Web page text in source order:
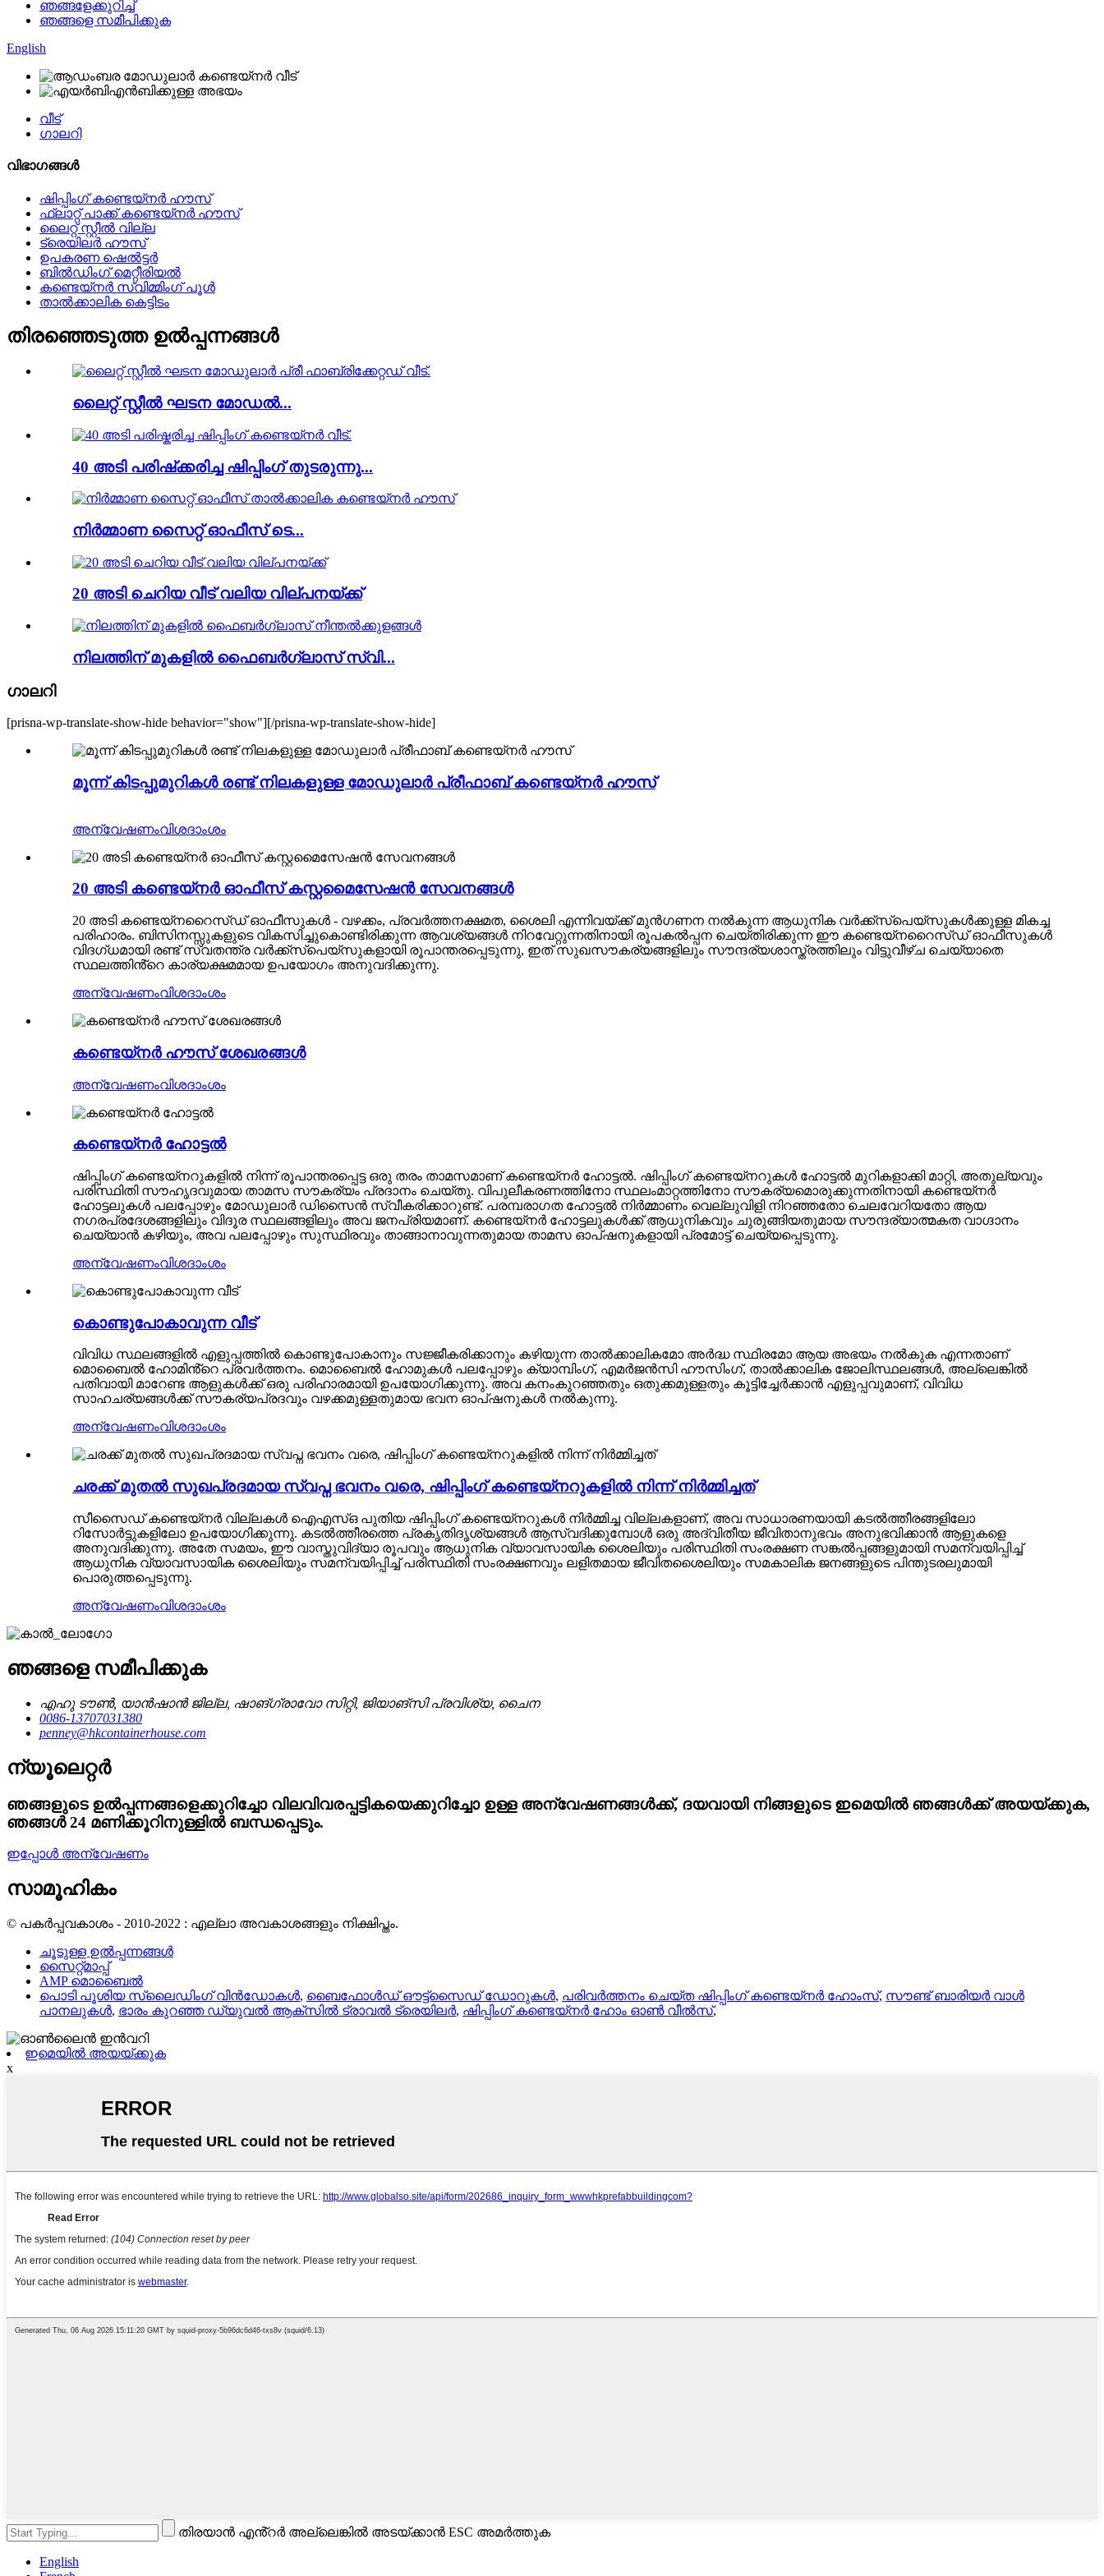
ഞങ്ങളേക്കുറിച്ച്
ഞങ്ങളെ സമീപിക്കുക
English
വീട്
ഗാലറി
വിഭാഗങ്ങൾ
ഷിപ്പിംഗ് കണ്ടെയ്നർ ഹൗസ്
ഫ്ലാറ്റ് പാക്ക് കണ്ടെയ്നർ ഹൗസ്
ലൈറ്റ് സ്റ്റീൽ വില്ല
ട്രെയിലർ ഹൗസ്
ഉപകരണ ഷെൽട്ടർ
ബിൽഡിംഗ് മെറ്റീരിയൽ
കണ്ടെയ്നർ സ്വിമ്മിംഗ് പൂൾ
താൽക്കാലിക കെട്ടിടം
തിരഞ്ഞെടുത്ത ഉൽപ്പന്നങ്ങൾ
ലൈറ്റ് സ്റ്റീൽ ഘടന മോഡൽ...
40 അടി പരിഷ്‌ക്കരിച്ച ഷിപ്പിംഗ് തുടരുന്നു...
നിർമ്മാണ സൈറ്റ് ഓഫീസ് ടെ...
20 അടി ചെറിയ വീട് വലിയ വില്പനയ്ക്ക്
നിലത്തിന് മുകളിൽ ഫൈബർഗ്ലാസ് സ്വി...
ഗാലറി
[prisna-wp-translate-show-hide behavior="show"][/prisna-wp-translate-show-hide]
മൂന്ന് കിടപ്പുമുറികൾ രണ്ട് നിലകളുള്ള മോഡുലാർ പ്രീഫാബ് കണ്ടെയ്‌നർ ഹൗസ്
അന്വേഷണംവിശദാംശം
20 അടി കണ്ടെയ്നർ ഓഫീസ് കസ്റ്റമൈസേഷൻ സേവനങ്ങൾ
20 അടി കണ്ടെയ്നറൈസ്ഡ് ഓഫീസുകൾ - വഴക്കം, പ്രവർത്തനക്ഷമത, ശൈലി എന്നിവയ്ക്ക് മുൻഗണന നൽകുന്ന ആധുനിക വർക്ക്‌സ്‌പെയ്‌സുകൾക്കുള്ള മികച്ച
പരിഹാരം. ബിസിനസ്സുകളുടെ വികസിച്ചുകൊണ്ടിരിക്കുന്ന ആവശ്യങ്ങൾ നിറവേറ്റുന്നതിനായി രൂപകൽപ്പന ചെയ്‌തിരിക്കുന്ന ഈ കണ്ടെയ്‌നറൈസ്ഡ് ഓഫീസുകൾ
വിദഗ്ധമായി രണ്ട് സ്വതന്ത്ര വർക്ക്‌സ്‌പെയ്‌സുകളായി രൂപാന്തരപ്പെടുന്നു, ഇത് സുഖസൗകര്യങ്ങളിലും സൗന്ദര്യശാസ്ത്രത്തിലും വിട്ടുവീഴ്‌ച ചെയ്യാതെ
സ്ഥലത്തിൻ്റെ കാര്യക്ഷമമായ ഉപയോഗം അനുവദിക്കുന്നു.
അന്വേഷണംവിശദാംശം
കണ്ടെയ്നർ ഹൗസ് ശേഖരങ്ങൾ
അന്വേഷണംവിശദാംശം
കണ്ടെയ്നർ ഹോട്ടൽ
ഷിപ്പിംഗ് കണ്ടെയ്‌നറുകളിൽ നിന്ന് രൂപാന്തരപ്പെട്ട ഒരു തരം താമസമാണ് കണ്ടെയ്‌നർ ഹോട്ടൽ. ഷിപ്പിംഗ് കണ്ടെയ്‌നറുകൾ ഹോട്ടൽ മുറികളാക്കി മാറ്റി, അതുല്യവും
പരിസ്ഥിതി സൗഹൃദവുമായ താമസ സൗകര്യം പ്രദാനം ചെയ്തു. വിപുലീകരണത്തിനോ സ്ഥലംമാറ്റത്തിനോ സൗകര്യമൊരുക്കുന്നതിനായി കണ്ടെയ്‌നർ
ഹോട്ടലുകൾ പലപ്പോഴും മോഡുലാർ ഡിസൈൻ സ്വീകരിക്കാറുണ്ട്. പരമ്പരാഗത ഹോട്ടൽ നിർമ്മാണം വെല്ലുവിളി നിറഞ്ഞതോ ചെലവേറിയതോ ആയ
നഗരപ്രദേശങ്ങളിലും വിദൂര സ്ഥലങ്ങളിലും അവ ജനപ്രിയമാണ്. കണ്ടെയ്നർ ഹോട്ടലുകൾക്ക് ആധുനികവും ചുരുങ്ങിയതുമായ സൗന്ദര്യാത്മകത വാഗ്ദാനം
ചെയ്യാൻ കഴിയും, അവ പലപ്പോഴും സുസ്ഥിരവും താങ്ങാനാവുന്നതുമായ താമസ ഓപ്ഷനുകളായി പ്രമോട്ട് ചെയ്യപ്പെടുന്നു.
അന്വേഷണംവിശദാംശം
കൊണ്ടുപോകാവുന്ന വീട്
വിവിധ സ്ഥലങ്ങളിൽ എളുപ്പത്തിൽ കൊണ്ടുപോകാനും സജ്ജീകരിക്കാനും കഴിയുന്ന താൽക്കാലികമോ അർദ്ധ സ്ഥിരമോ ആയ അഭയം നൽകുക എന്നതാണ്
മൊബൈൽ ഹോമിൻ്റെ പ്രവർത്തനം. മൊബൈൽ ഹോമുകൾ പലപ്പോഴും ക്യാമ്പിംഗ്, എമർജൻസി ഹൗസിംഗ്, താൽക്കാലിക ജോലിസ്ഥലങ്ങൾ, അല്ലെങ്കിൽ
പതിവായി മാറേണ്ട ആളുകൾക്ക് ഒരു പരിഹാരമായി ഉപയോഗിക്കുന്നു. അവ കനംകുറഞ്ഞതും ഒതുക്കമുള്ളതും കൂട്ടിച്ചേർക്കാൻ എളുപ്പവുമാണ്, വിവിധ
സാഹചര്യങ്ങൾക്ക് സൗകര്യപ്രദവും വഴക്കമുള്ളതുമായ ഭവന ഓപ്ഷനുകൾ നൽകുന്നു.
അന്വേഷണംവിശദാംശം
ചരക്ക് മുതൽ സുഖപ്രദമായ സ്വപ്ന ഭവനം വരെ, ഷിപ്പിംഗ് കണ്ടെയ്നറുകളിൽ നിന്ന് നിർമ്മിച്ചത്
സീസൈഡ് കണ്ടെയ്‌നർ വില്ലകൾ ഐഎസ്ഒ പുതിയ ഷിപ്പിംഗ് കണ്ടെയ്‌നറുകൾ നിർമ്മിച്ച വില്ലകളാണ്, അവ സാധാരണയായി കടൽത്തീരങ്ങളിലോ
റിസോർട്ടുകളിലോ ഉപയോഗിക്കുന്നു. കടൽത്തീരത്തെ പ്രകൃതിദൃശ്യങ്ങൾ ആസ്വദിക്കുമ്പോൾ ഒരു അദ്വിതീയ ജീവിതാനുഭവം അനുഭവിക്കാൻ ആളുകളെ
അനുവദിക്കുന്നു. അതേ സമയം, ഈ വാസ്തുവിദ്യാ രൂപവും ആധുനിക വ്യാവസായിക ശൈലിയും പരിസ്ഥിതി സംരക്ഷണ സങ്കൽപ്പങ്ങളുമായി സമന്വയിപ്പിച്ച്
ആധുനിക വ്യാവസായിക ശൈലിയും സമന്വയിപ്പിച്ച് പരിസ്ഥിതി സംരക്ഷണവും ലളിതമായ ജീവിതശൈലിയും സമകാലിക ജനങ്ങളുടെ പിന്തുടരലുമായി
പൊരുത്തപ്പെടുന്നു.
അന്വേഷണംവിശദാംശം
ഞങ്ങളെ സമീപിക്കുക
എഹു ടൗൺ, യാൻഷാൻ ജില്ല, ഷാങ്‌ഗ്രാവോ സിറ്റി, ജിയാങ്‌സി പ്രവിശ്യ, ചൈന
0086-13707031380
penney@hkcontainerhouse.com
ന്യൂലെറ്റർ
ഞങ്ങളുടെ ഉൽപ്പന്നങ്ങളെക്കുറിച്ചോ വിലവിവരപ്പട്ടികയെക്കുറിച്ചോ ഉള്ള അന്വേഷണങ്ങൾക്ക്, ദയവായി നിങ്ങളുടെ ഇമെയിൽ ഞങ്ങൾക്ക് അയയ്ക്കുക,
ഞങ്ങൾ 24 മണിക്കൂറിനുള്ളിൽ ബന്ധപ്പെടും.
ഇപ്പോൾ അന്വേഷണം
സാമൂഹികം
© പകർപ്പവകാശം - 2010-2022 : എല്ലാ അവകാശങ്ങളും നിക്ഷിപ്തം.
ചൂടുള്ള ഉൽപ്പന്നങ്ങൾ
സൈറ്റ്മാപ്പ്
AMP മൊബൈൽ
പൊടി പൂശിയ സ്ലൈഡിംഗ് വിൻഡോകൾ, ബൈഫോൾഡ് ഔട്ട്‌സൈഡ് ഡോറുകൾ, പരിവർത്തനം ചെയ്ത ഷിപ്പിംഗ് കണ്ടെയ്നർ ഹോംസ്, സൗണ്ട് ബാരിയർ വാൾ
പാനലുകൾ, ഭാരം കുറഞ്ഞ ഡ്യുവൽ ആക്‌സിൽ ട്രാവൽ ട്രെയിലർ, ഷിപ്പിംഗ് കണ്ടെയ്നർ ഹോം ഓൺ വീൽസ്,
ഇമെയിൽ അയയ്ക്കുക
x
തിരയാൻ എൻ്റർ അല്ലെങ്കിൽ അടയ്ക്കാൻ ESC അമർത്തുക
English